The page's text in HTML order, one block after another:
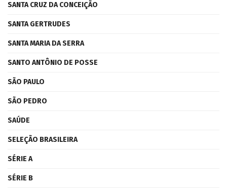
SANTA CRUZ DA CONCEIÇÃO
SANTA GERTRUDES
SANTA MARIA DA SERRA
SANTO ANTÔNIO DE POSSE
SÃO PAULO
SÃO PEDRO
SAÚDE
SELEÇÃO BRASILEIRA
SÉRIE A
SÉRIE B